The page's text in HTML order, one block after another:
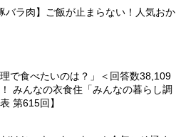
バラ肉】ご飯が止まらない！人気おか
理で食べたいのは？」＜回答数38,109
みんなの衣食住「みんなの暮らし調
第615回】